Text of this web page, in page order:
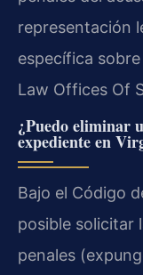
representación
específica
Law Offices Of
¿Puedo eliminar
expediente en
Bajo el Código
posible solicitar
penales